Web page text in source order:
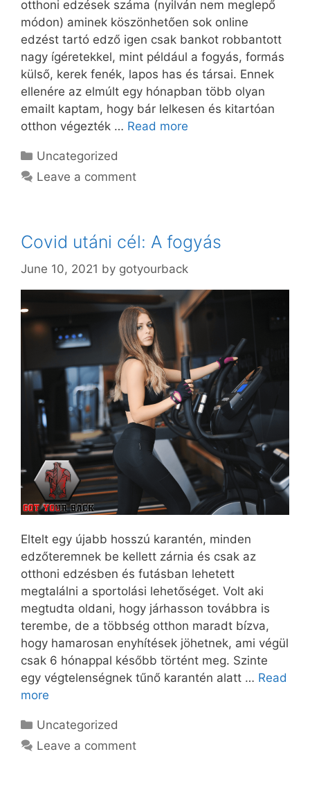
otthoni edzések száma (nyilván nem meglepő
módon) aminek köszönhetően sok online
edzést tartó edző igen csak bankot robbantott
nagy ígéretekkel, mint például a fogyás, formás
külső, kerek fenék, lapos has és társai. Ennek
ellenére az elmúlt egy hónapban több olyan
emailt kaptam, hogy bár lelkesen és kitartóan
otthon végezték … Read more
Categories
Uncategorized
Leave a comment
Covid utáni cél: A fogyás
June 10, 2021 by gotyourback
Eltelt egy újabb hosszú karantén, minden
edzőteremnek be kellett zárnia és csak az
otthoni edzésben és futásban lehetett
megtalálni a sportolási lehetőséget. Volt aki
megtudta oldani, hogy járhasson továbbra is
terembe, de a többség otthon maradt bízva,
hogy hamarosan enyhítések jöhetnek, ami végül
csak 6 hónappal később történt meg. Szinte
egy végtelenségnek tűnő karantén alatt … Read
more
Categories
Uncategorized
Leave a comment